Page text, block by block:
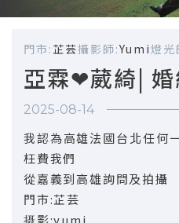
門市: 芷芸攝影師:Yumi燈光
亞霖❤葳綺|
2025-08-14
我認為高雄法國台北任何
枉費我們
從嘉義到高雄詢問及拍攝
門市:芷芸